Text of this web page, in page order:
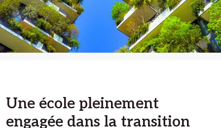
Une école pleinement
engagée dans la transition